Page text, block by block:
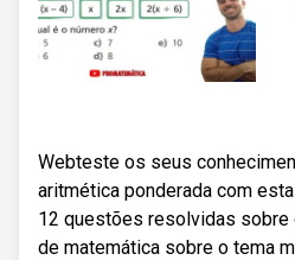
Webteste os seus
aritmética ponderada com
12 questões resolvidas sobre
de matemática sobre o tema